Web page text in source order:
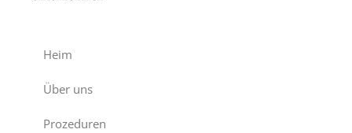
Heim
Über uns
Prozeduren